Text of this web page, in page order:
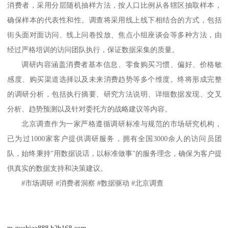
消费者，采用分层随机抽样方法，按人口比例从各辖区抽取样本，
确保样本的代表性和性。调查将采用线上线下相结合的方式，包括
街头面对面访问、线上问卷投放、焦点小组座谈会等多种方法，由
经过严格培训的访问团队执行，保证数据采集的质量。
调研内容涵盖消费者基本信息、零食购买习惯、偏好、价格敏
感度、购买渠道选择以及未来消费趋势等多个维度。终将形成完整
的调研分析，包括执行摘要、研究方法说明、详细数据发现、交叉
分析、趋势预测以及针对委托方的战略建议等内容。
北京调查作为一家严格遵循调研标准与规范的市场研究机构，
已为过 1000家客户提供调研服务，拥有全国3000余人的访问员团
队，始终秉持"用数据说话，以标准做事"的服务理念，确保为客户提
供真实的数据支持和决策建议。
#市场调研 #消费者洞察 #数据驱动 #北京调查